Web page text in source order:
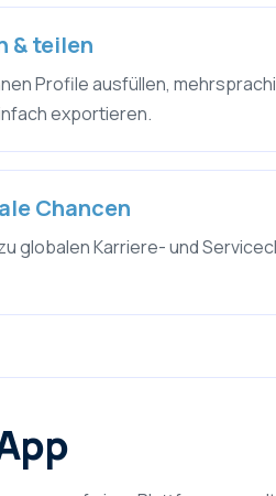
& teilen
Profile ausfüllen,
exportieren.
Chancen
globalen Karriere- und